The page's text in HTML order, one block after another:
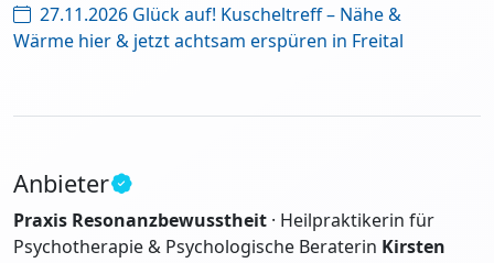
27.11.2026 Glück auf! Kuscheltreff – Nähe &
Wärme hier & jetzt achtsam erspüren in Freital
Anbieter
Praxis Resonanzbewusstheit · Heilpraktikerin für
Psychotherapie & Psychologische Beraterin Kirsten